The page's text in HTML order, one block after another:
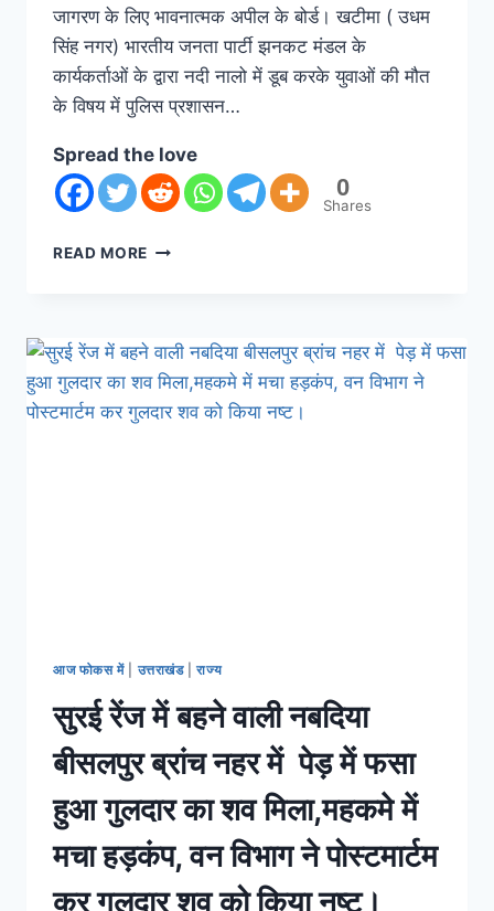
जागरण के लिए भावनात्मक अपील के बोर्ड। खटीमा ( उधम
सिंह नगर) भारतीय जनता पार्टी झनकट मंडल के
कार्यकर्ताओं के द्वारा नदी नालो में डूब करके युवाओं की मौत
के विषय में पुलिस प्रशासन…
Spread the love
0
Shares
READ MORE
आज फोकस में| उत्तराखंड|राज्य
सुरई रेंज में बहने वाली नबदिया
बीसलपुर ब्रांच नहर में पेड़ में फसा
हुआ गुलदार का शव मिला,महकमे में
मचा हड़कंप, वन विभाग ने पोस्टमार्टम
कर गुलदार शव को किया नष्ट।